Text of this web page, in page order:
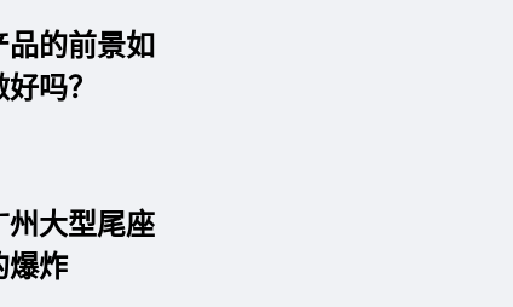
的前景如
吗？
州大型尾座
爆炸